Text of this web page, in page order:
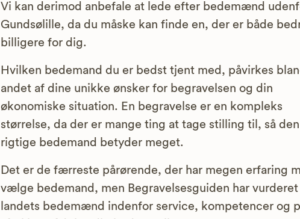
Vi kan derimod anbefale at lede efter bedemænd
Gundsølille, da du måske kan finde en, der er både
billigere for dig.
Hvilken bedemand du er bedst tjent med, påvirkes
andet af dine unikke ønsker for begravelsen og din
økonomiske situation. En begravelse er en kompleks
størrelse, da der er mange ting at tage stilling til, så
rigtige bedemand betyder meget.
Det er de færreste pårørende, der har megen erfaring
vælge bedemand, men Begravelsesguiden har vurderet
landets bedemænd indenfor service, kompetencer og